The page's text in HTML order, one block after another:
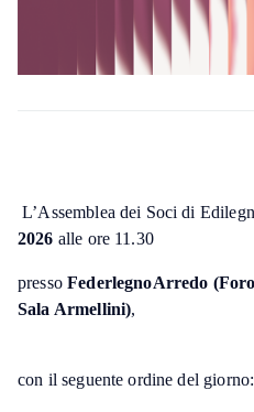
L’Assemblea dei Soci di
2026 alle ore 11.30
pressoFederlegnoArredo
Sala Armellini),
con il seguente ordine del giorno: